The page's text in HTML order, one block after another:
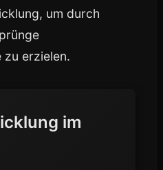
um durch
erzielen.
im